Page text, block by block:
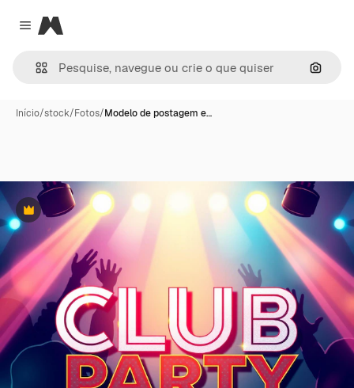
Close menu
Magnific
Início/stock/Fotos/Modelo de postagem e…
Premium